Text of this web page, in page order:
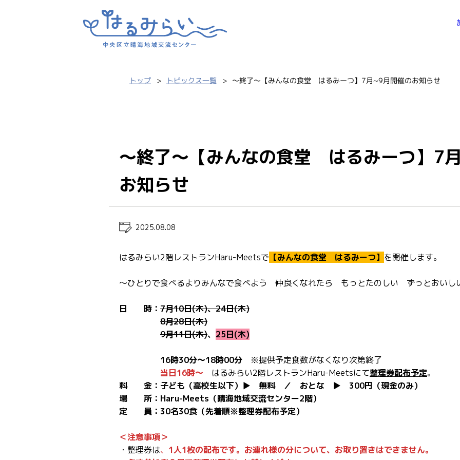
トップ トピックス一覧 ～終了～【みんなの食堂 はるみーつ】7月~9月開催のお知らせ
～終了～【みんなの食堂 はるみーつ】7
お知らせ
2025.08.08
はるみらい2階レストランHaru-Meetsで 【みんなの食堂 はるみーつ】 を開催します。
～ひとりで食べるよりみんなで食べよう 仲良くなれたら もっとたのしい ずっとおいし
日 時： 7月10日(木)、24日(木)
8月28日(木)
9月11日(木)、 25日(木)
16時30分～18時00分 ※提供予定食数がなくなり次第終了
当日16時～ はるみらい2階レストランHaru-Meetsにて整理券配布予定。
料 金：子ども（高校生以下）▶ 無料 ／ おとな ▶ 300円（現金のみ）
場 所：Haru-Meets（晴海地域交流センター2階）
定 員：30名30食（先着順※整理券配布予定）
＜注意事項＞
・整理券は、 1人1枚の配布です。お連れ様の分について、お取り置きはできません。